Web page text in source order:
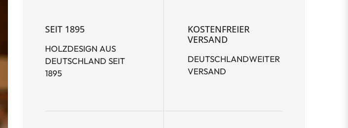
SEIT 1895
HOLZDESIGN AUS
DEUTSCHLAND SEIT
1895
KOSTENFREIER
VERSAND
DEUTSCHLANDWEITER
VERSAND